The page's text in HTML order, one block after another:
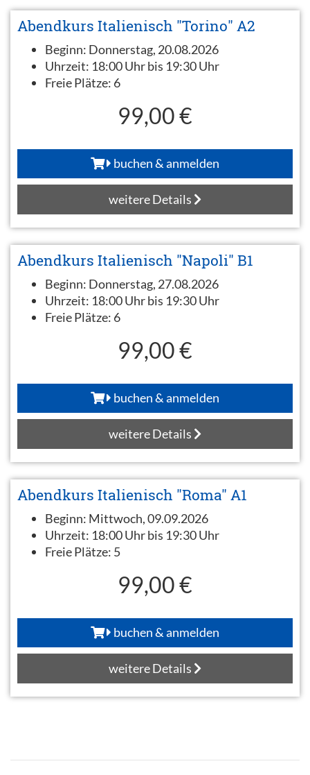
Abendkurs Italienisch "Torino" A2
Beginn: Donnerstag, 20.08.2026
Uhrzeit: 18:00 Uhr bis 19:30 Uhr
Freie Plätze: 6
99,00 €
buchen & anmelden
weitere Details
Abendkurs Italienisch "Napoli" B1
Beginn: Donnerstag, 27.08.2026
Uhrzeit: 18:00 Uhr bis 19:30 Uhr
Freie Plätze: 6
99,00 €
buchen & anmelden
weitere Details
Abendkurs Italienisch "Roma" A1
Beginn: Mittwoch, 09.09.2026
Uhrzeit: 18:00 Uhr bis 19:30 Uhr
Freie Plätze: 5
99,00 €
buchen & anmelden
weitere Details